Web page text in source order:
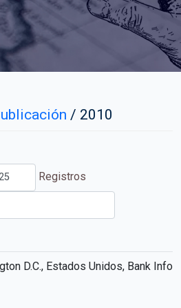
/ 2010
Registros
D.C., Estados Unidos, Bank